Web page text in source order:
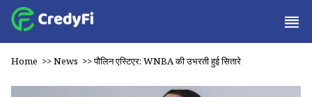
Home >>News >>पौलिन एस्टिएर: WNBA की उभरती हुई सितारे